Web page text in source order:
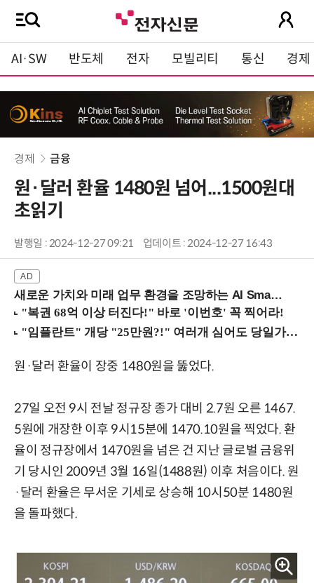
AI·SW 반도체 전자 모빌리티 통신 경제
경제 금융
원·달러 환율 1480원 넘어...1500원대
초읽기
발행일 : 2024-12-27 09:21 업데이트 : 2024-12-27 16:43
새로운 가치와 미래 업무 환경을 조망하는 AI Smart Work Summit 2026 (9/11 코엑스)
원·달러 환율이 장중 1480원을 뚫었다.
27일 오전 9시 전날 정규장 종가 대비 2.7원 오른 1467.
5원에 개장한 이후 9시15분에 1470.10원을 찍었다. 환
율이 정규장에서 1470원을 넘은 건 지난 글로벌 금융위
기 당시인 2009년 3월 16일(1488원) 이후 처음이다. 원
·달러 환율은 무서운 기세로 상승해 10시50분 1480원
을 돌파했다.